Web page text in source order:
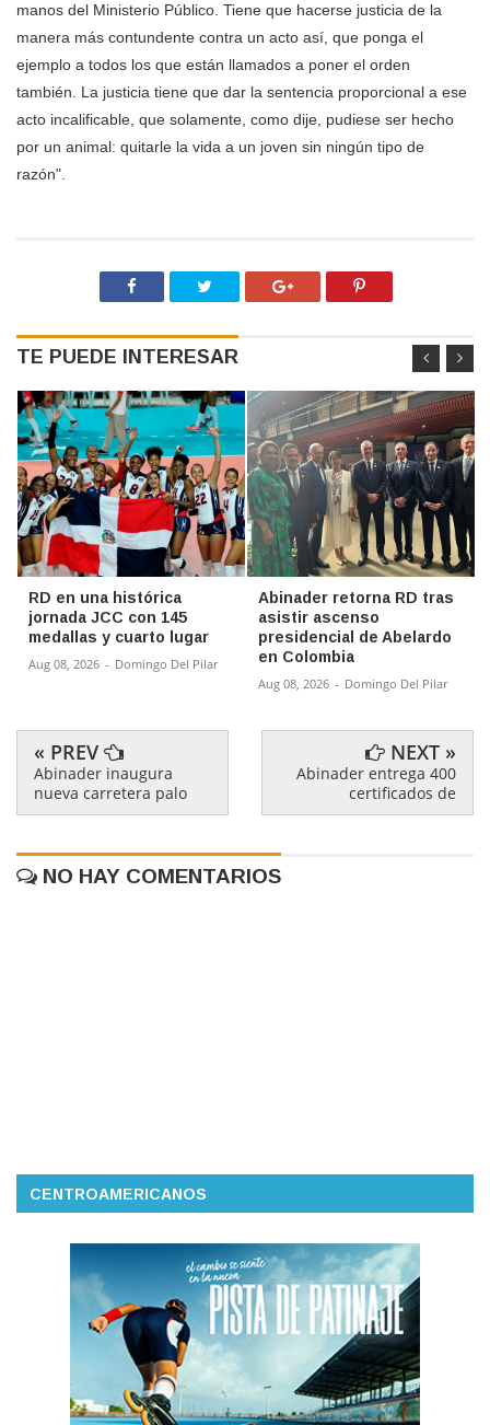
manos del Ministerio Público. Tiene que hacerse justicia de la
manera más contundente contra un acto así, que ponga el
ejemplo a todos los que están llamados a poner el orden
también. La justicia tiene que dar la sentencia proporcional a ese
acto incalificable, que solamente, como dije, pudiese ser hecho
por un animal: quitarle la vida a un joven sin ningún tipo de
razón".
TE PUEDE INTERESAR
RD en una histórica
jornada JCC con 145
medallas y cuarto lugar
Aug 08, 2026 - Domingo Del Pilar
Abinader retorna RD tras
asistir ascenso
presidencial de Abelardo
en Colombia
Aug 08, 2026 - Domingo Del Pilar
« PREV
Abinader inaugura
nueva carretera palo
NEXT »
Abinader entrega 400
certificados de
NO HAY COMENTARIOS
CENTROAMERICANOS